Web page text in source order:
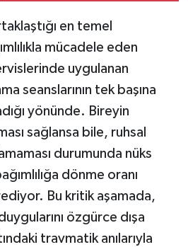
en temel
mücadele eden
uygulanan
seanslarının tek başına
yönünde. Bireyin
sağlansa bile, ruhsal
durumunda nüks
dönme oranı
Bu kritik aşamada,
özgürce dışa
travmatik anılarıyla